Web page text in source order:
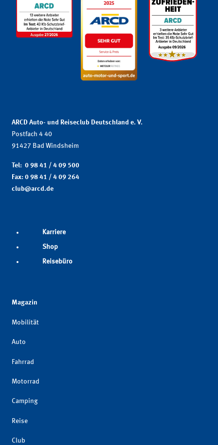
ARCD Auto- und Reiseclub Deutschland e. V.
Postfach 4 40
91427 Bad Windsheim
Tel: 0 98 41 / 4 09 500
Fax: 0 98 41 / 4 09 264
club@arcd.de
Karriere
Shop
Reisebüro
Magazin
Mobilität
Auto
Fahrrad
Motorrad
Camping
Reise
Club